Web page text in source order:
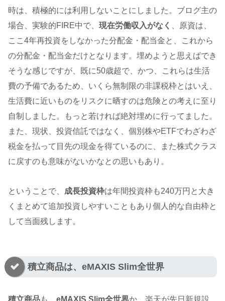
時は、積極的には利用しないことにしました。ブログ主の
場合、実験的FIRE中で、 現在労働収入がなく 、原資は、
ここ4年再投資をしなかった分配金・配当金と、これから
の分配金・配当金だけとなります。埋めようと思えばでき
そうな感じですが、既に50歳超で、かつ、これらは生活
費の予備であるため、いくら無制限の非課税枠とはいえ、
生活費に近いものをリスクに晒すのは危険との考えに至り
自制しました。もっと若ければ絶対埋めに行ってました。
また、現状、投資信託ではなく、個別株やETFでわざわざ
税金を払って目先の現金を得ているのに、また株式クラス
に戻すのも意味がないかなとの思いもあり。
ということで、 成長投資枠は年間投資枠も240万円と大き
くまとめて追加投資しやすいこともあり個人的な自由枠と
して当面残します。
積立商品は、eMAXIS Slim全世界